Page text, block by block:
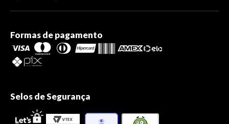
Formas de pagamento
Selos de Segurança